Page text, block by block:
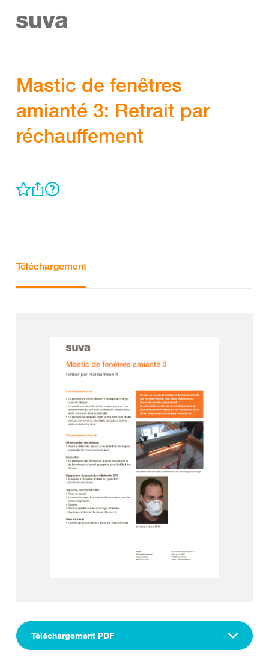
Mastic de fenêtres
amianté 3: Retrait par
réchauffement
Téléchargement
Téléchargement PDF